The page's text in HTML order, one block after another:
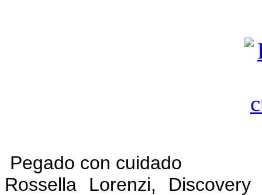
Pegado con cuidado
Rossella Lorenzi, Discovery